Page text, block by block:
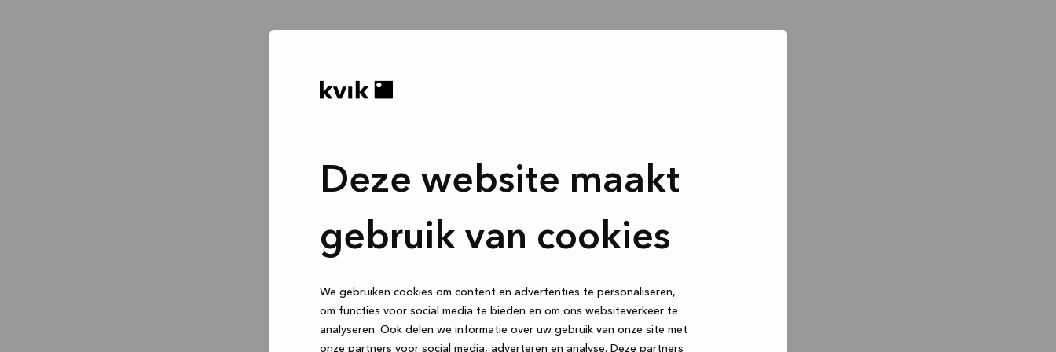
Deze website maakt
gebruik van cookies
We gebruiken cookies om content en advertenties te personaliseren,
om functies voor social media te bieden en om ons websiteverkeer te
analyseren. Ook delen we informatie over uw gebruik van onze site met
onze partners voor social media, adverteren en analyse. Deze partners